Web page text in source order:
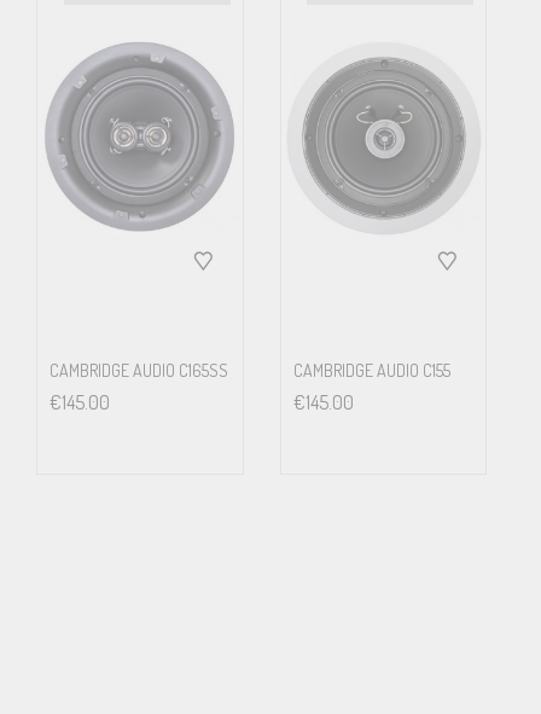
CAMBRIDGE AUDIO C165SS
€145.00
CAMBRIDGE AUDIO C155
€145.00